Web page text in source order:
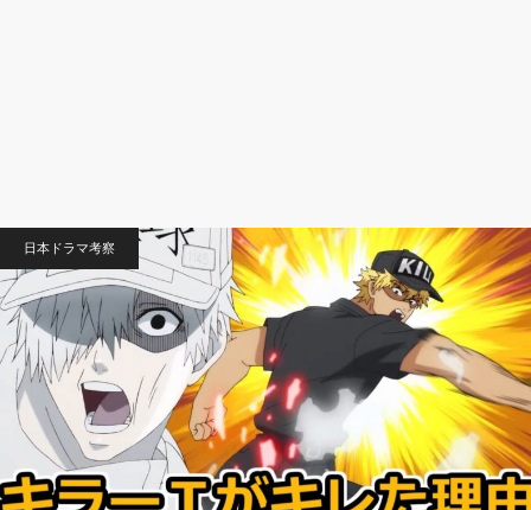
日本ドラマ考察